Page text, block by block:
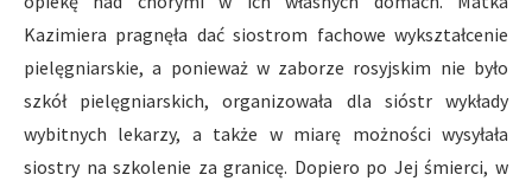
Kazimiera pragnęła dać siostrom fachowe wykształcenie
pielęgniarskie, a ponieważ w zaborze rosyjskim nie było
szkół pielęgniarskich, organizowała dla sióstr wykłady
wybitnych lekarzy, a także w miarę możności wysyłała
siostry na szkolenie za granicę. Dopiero po Jej śmierci, w